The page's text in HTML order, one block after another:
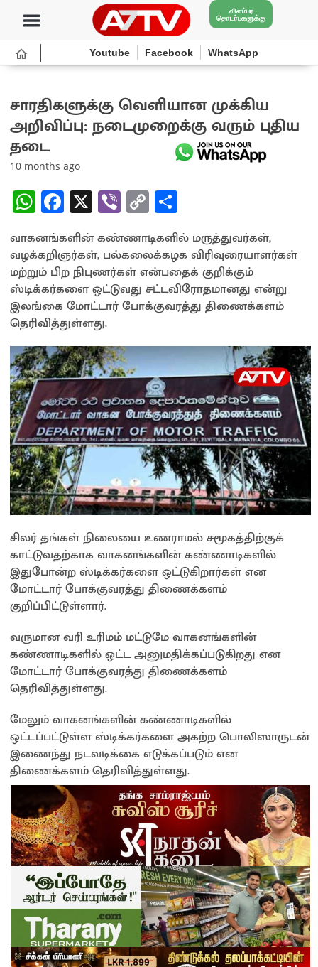
விளம்பர
தொடர்புகளுக்கு
Youtube Facebook WhatsApp
சாரதிகளுக்கு வெளியான முக்கிய
அறிவிப்பு: நடைமுறைக்கு வரும் புதிய
தடை
10 months ago
W
h
at
sA
p
p
Fa
ce
b
o
o
k
X Vi
b
er
C
o
py
Li
n
k
h
ar
e
வாகனங்களின் கண்ணாடிகளில் மருத்துவர்கள்,
வழக்கறிஞர்கள், பல்கலைக்கழக விரிவுரையாளர்கள்
மற்றும் பிற நிபுணர்கள் என்பதைக் குறிக்கும்
ஸ்டிக்கர்களை ஒட்டுவது சட்டவிரோதமானது என்று
இலங்கை மோட்டார் போக்குவரத்து திணைக்களம்
தெரிவித்துள்ளது.
சிலர் தங்கள் நிலையை உணராமல் சமூகத்திற்குக்
காட்டுவதற்காக வாகனங்களின் கண்ணாடிகளில்
இதுபோன்ற ஸ்டிக்கர்களை ஒட்டுகிறார்கள் என
மோட்டார் போக்குவரத்து திணைக்களம்
குறிப்பிட்டுள்ளார்.
வருமான வரி உரிமம் மட்டுமே வாகனங்களின்
கண்ணாடிகளில் ஒட்ட அனுமதிக்கப்படுகிறது என
மோட்டார் போக்குவரத்து திணைக்களம்
தெரிவித்துள்ளது.
மேலும் வாகனங்களின் கண்ணாடிகளில்
ஒட்டப்பட்டுள்ள ஸ்டிக்கர்களை அகற்ற பொலிஸாருடன்
இணைந்து நடவடிக்கை எடுக்கப்படும் என
திணைக்களம் தெரிவித்துள்ளது.